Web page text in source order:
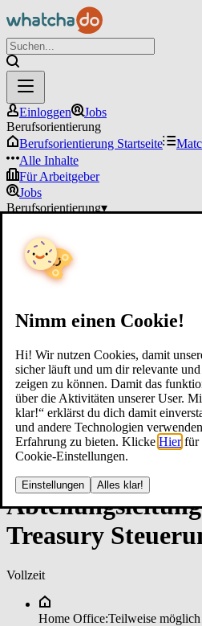
Nimm einen Cookie!
Hi! Wir nutzen Cookies, damit
sicher läuft und um dir relevante
zeigen zu können. Damit das
über die Aktivitäten unserer User.
klar!“ erklärst du dich damit
und andere Technologien
Erfahrung zu bieten. Klicke Hier für
Cookie-Einstellungen.
Einstellungen Alles klar!
Einloggen
Jobs
Berufsorientierung
Berufsorientierung Startseite
Alle Inhalte
Für Arbeitgeber
Jobs
Berufsorientierung▾
­Tre­a­su­ry
Vollzeit
Home Office:Teilweise möglich